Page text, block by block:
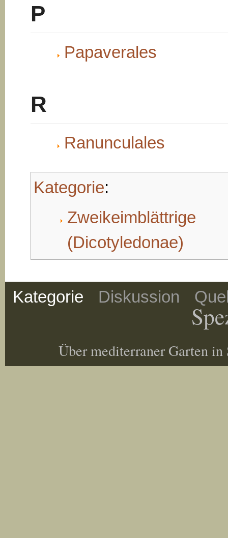
P
Papaverales
R
Ranunculales
Kategorie:
Zweikeimblättrige
(Dicotyledonae)
Kategorie Diskussion
Über mediterraner Garten in